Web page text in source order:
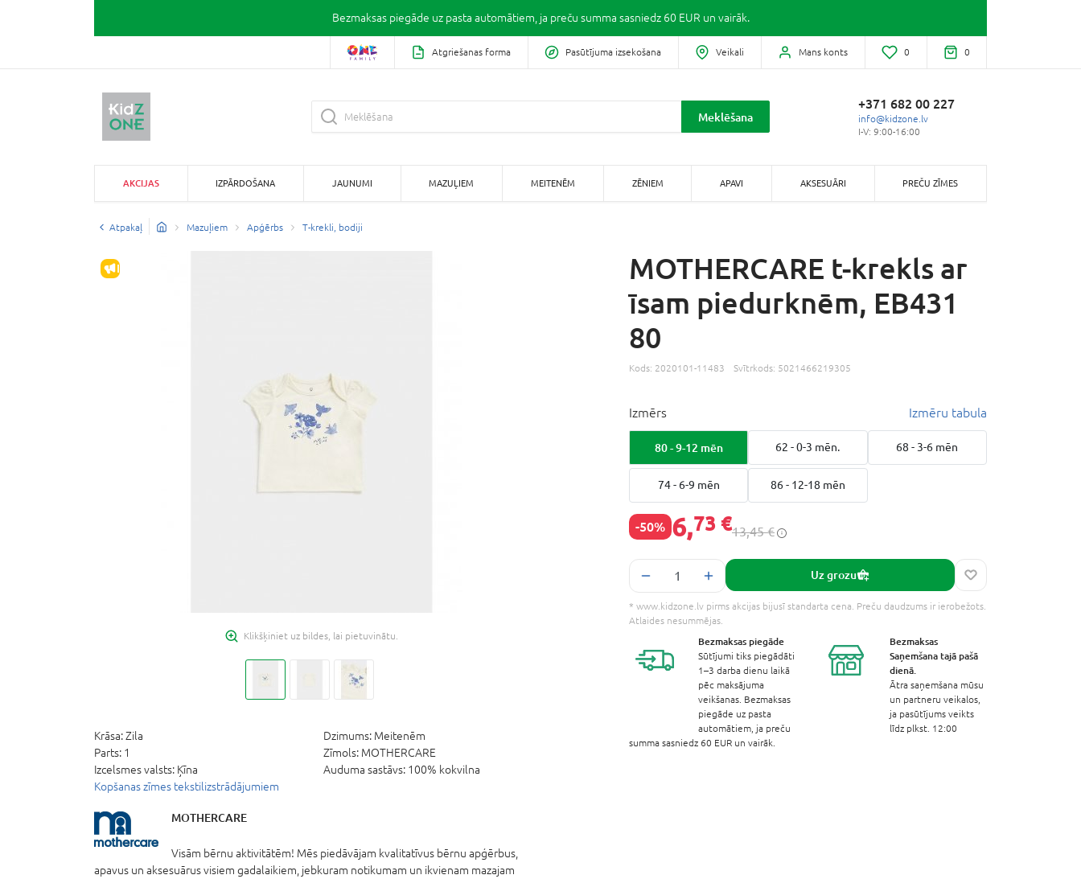
Bezmaksas piegāde uz pasta automātiem, ja preču summa sasniedz 60 EUR un vairāk.
Atgriešanas forma Pasūtījuma izsekošana Veikali Mans konts 0 0
Meklēšana
+371 682 00 227
info@kidzone.lv
I-V: 9:00-16:00
AKCIJAS IZPĀRDOŠANA JAUNUMI MAZUĻIEM MEITENĒM ZĒNIEM APAVI AKSESUĀRI PREČU ZĪMES
Atpakaļ Mazuļiem Apģērbs T-krekli, bodiji
IZPĀRDOŠANA
Klikšķiniet uz bildes, lai pietuvinātu.
Krāsa:Zila Dzimums: Meitenēm
Parts: 1 Zīmols: MOTHERCARE
Izcelsmes valsts: Ķīna Auduma sastāvs: 100% kokvilna
Kopšanas zīmes tekstilizstrādājumiem
MOTHERCARE
Visām bērnu aktivitātēm! Mēs piedāvājam kvalitatīvus bērnu apģērbus,
apavus un aksesuārus visiem gadalaikiem, jebkuram notikumam un ikvienam mazajam
MOTHERCARE t-krekls ar
īsam piedurknēm, EB431
80
Kods: 2020101-11483 Svītrkods: 5021466219305
Izmērs Izmēru tabula
80 - 9-12 mēn 62 - 0-3 mēn. 68 - 3-6 mēn
74 - 6-9 mēn 86 - 12-18 mēn
-50% 6,73 €13,45 €
Uz grozu
* www.kidzone.lv pirms akcijas bijusī standarta cena. Preču daudzums ir ierobežots.
Atlaides nesummējas.
Bezmaksas piegāde
Sūtījumi tiks piegādāti
1–3 darba dienu laikā
pēc maksājuma
veikšanas. Bezmaksas
piegāde uz pasta
automātiem, ja preču
summa sasniedz 60 EUR un vairāk.
Bezmaksas
Saņemšanatajā pašā
dienā.
Ātra saņemšana mūsu
un partneru veikalos,
ja pasūtījums veikts
līdz plkst. 12:00